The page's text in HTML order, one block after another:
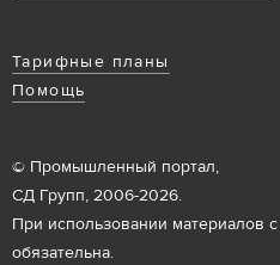
Тарифные планы
Помощь
© Промышленный портал,
СД Групп, 2006-2026.
При использовании материалов
обязательна.